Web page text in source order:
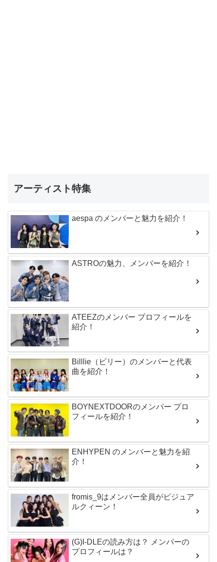
アーティスト特集
aespa のメンバーと魅力を紹介！
ASTROの魅力、メンバーを紹介！
ATEEZのメンバー プロフィールを
紹介！
Billlie（ビリー）のメンバーと代表
曲を紹介！
BOYNEXTDOORのメンバー プロ
フィールを紹介！
ENHYPEN のメンバーと魅力を紹
介！
fromis_9はメンバー全員がビジュア
ルクィーン！
(G)I-DLEの読み方は？ メンバーの
プロフィールは？